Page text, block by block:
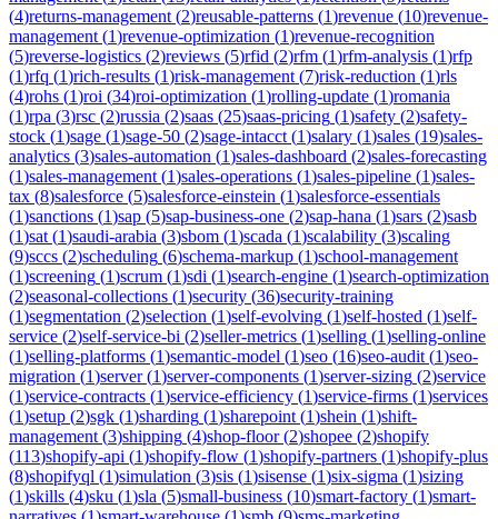
(4)returns-management (2)reusable-patterns (1)revenue (10)revenue-
management (1)revenue-optimization (1)revenue-recognition
(5)reverse-logistics (2)reviews (5)rfid (2)rfm (1)rfm-analysis (1)rfp
(1)rfq (1)rich-results (1)risk-management (7)risk-reduction (1)rls
(4)rohs (1)roi (34)roi-optimization (1)rolling-update (1)romania
(1)rpa (3)rsc (2)russia (2)saas (25)saas-pricing (1)safety (2)safety-
stock (1)sage (1)sage-50 (2)sage-intacct (1)salary (1)sales (19)sales-
analytics (3)sales-automation (1)sales-dashboard (2)sales-forecasting
(1)sales-management (1)sales-operations (1)sales-pipeline (1)sales-
tax (8)salesforce (5)salesforce-einstein (1)salesforce-essentials
(1)sanctions (1)sap (5)sap-business-one (2)sap-hana (1)sars (2)sasb
(1)sat (1)saudi-arabia (3)sbom (1)scada (1)scalability (3)scaling
(9)sccs (2)scheduling (6)schema-markup (1)school-management
(1)screening (1)scrum (1)sdi (1)search-engine (1)search-optimization
(2)seasonal-collections (1)security (36)security-training
(1)segmentation (2)selection (1)self-evolving (1)self-hosted (1)self-
service (2)self-service-bi (2)seller-metrics (1)selling (1)selling-online
(1)selling-platforms (1)semantic-model (1)seo (16)seo-audit (1)seo-
migration (1)server(1)server-components (1)server-sizing (2)service
(1)service-contracts (1)service-efficiency (1)service-firms (1)services
(1)setup (2)sgk (1)sharding (1)sharepoint (1)shein (1)shift-
management (3)shipping (4)shop-floor(2)shopee (2)shopify
(113)shopify-api (1)shopify-flow (1)shopify-partners (1)shopify-plus
(8)shopifyql (1)simulation (3)sis (1)sisense (1)six-sigma (1)sizing
(1)skills (4)sku (1)sla (5)small-business (10)smart-factory (1)smart-